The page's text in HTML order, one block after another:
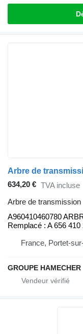
634,20 € TVA incluse
Arbre de transmission
A960410460780
Remplacé : A 656 410
France, Portet-
GROUPE HAMECHER